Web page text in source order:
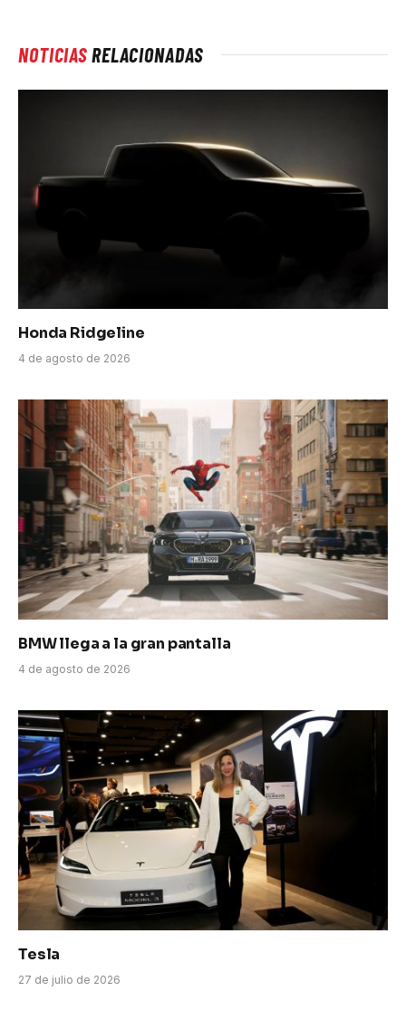
NOTICIASRELACIONADAS
Honda Ridgeline
4 de agosto de 2026
BMW llega a la gran pantalla
4 de agosto de 2026
Tesla
27 de julio de 2026